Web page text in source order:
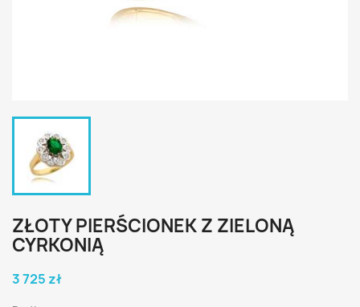
ZŁOTY PIERŚCIONEK Z ZIELONĄ
CYRKONIĄ
3 725 zł